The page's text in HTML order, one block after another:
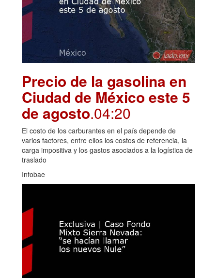
Precio de la gasolina en
Ciudad de México este 5
de agosto.04:20
El costo de los carburantes en el país depende de
varios factores, entre ellos los costos de referencia, la
carga impositiva y los gastos asociados a la logística de
traslado
Infobae